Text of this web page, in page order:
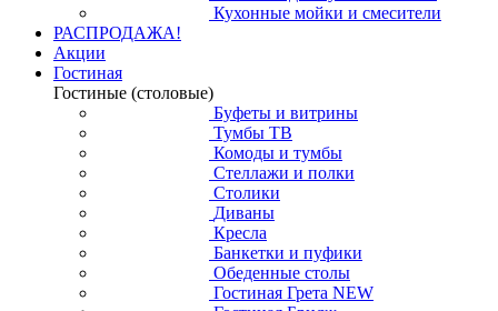
Кухонные мойки и смесители
РАСПРОДАЖА!
Акции
Гостиная
Гостиные (столовые)
Буфеты и витрины
Тумбы ТВ
Комоды и тумбы
Стеллажи и полки
Столики
Диваны
Кресла
Банкетки и пуфики
Обеденные столы
Гостиная Грета NEW